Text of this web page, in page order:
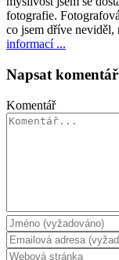
fotografie.
co jsem dříve neviděl,
informací ...
Napsat komentář
Komentář